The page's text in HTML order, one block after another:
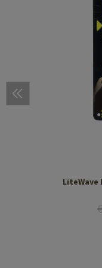
LiteWave